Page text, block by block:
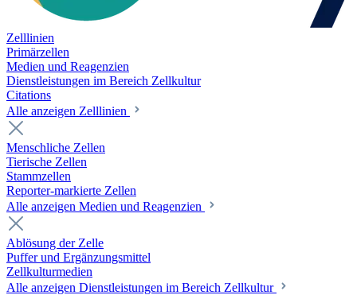
Zelllinien
Primärzellen
Medien und Reagenzien
Dienstleistungen im Bereich Zellkultur
Citations
Alle anzeigen Zelllinien
Menschliche Zellen
Tierische Zellen
Stammzellen
Reporter-markierte Zellen
Alle anzeigen Medien und Reagenzien
Ablösung der Zelle
Puffer und Ergänzungsmittel
Zellkulturmedien
Alle anzeigen Dienstleistungen im Bereich Zellkultur